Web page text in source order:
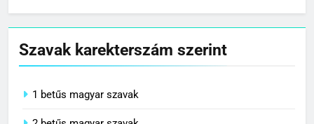
Szavak karekterszám szerint
1 betűs magyar szavak